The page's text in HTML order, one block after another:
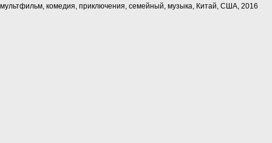
мультфильм, комедия, приключения, семейный, музыка, Китай, США, 2016